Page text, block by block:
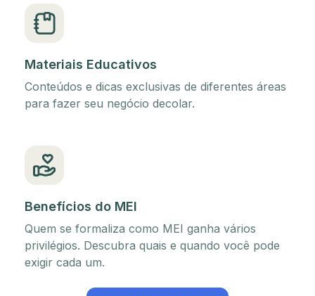
Materiais Educativos
Conteúdos e dicas exclusivas de diferentes áreas
para fazer seu negócio decolar.
Benefícios do MEI
Quem se formaliza como MEI ganha vários
privilégios. Descubra quais e quando você pode
exigir cada um.